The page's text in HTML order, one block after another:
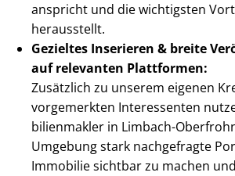
anspricht und die wichtigsten
herausstellt.
Gezieltes Inserieren & breite
auf relevanten Plattformen:
Zusätzlich zu unserem eigenen
vorgemerkten Interessenten
bi­li­en­mak­ler in Limbach-
Umgebung stark nachgefragte
Immobilie sichtbar zu machen